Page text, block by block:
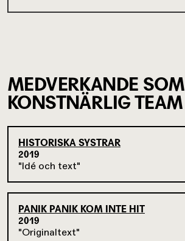
MEDVERKANDE SOM
KONSTNÄRLIG TEAM
HISTORISKA SYSTRAR
2019
Idé och text
PANIK PANIK KOM INTE HIT
2019
Originaltext